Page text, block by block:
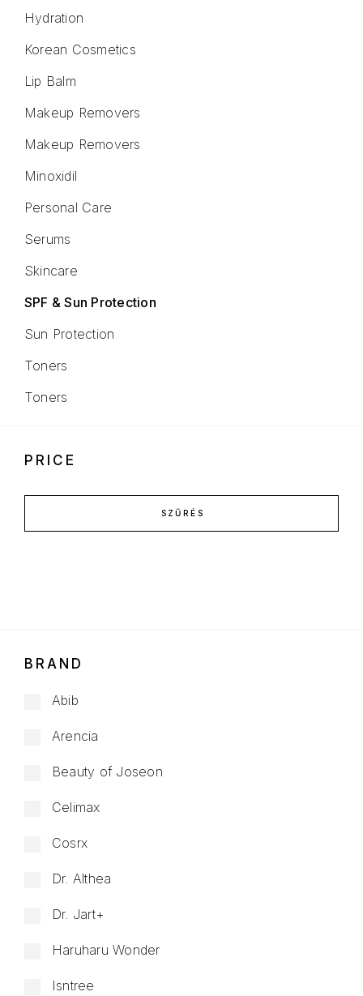
Hydration
Korean Cosmetics
Lip Balm
Makeup Removers
Makeup Removers
Minoxidil
Personal Care
Serums
Skincare
SPF & Sun Protection
Sun Protection
Toners
Toners
PRICE
SZŰRÉS
BRAND
Abib
Arencia
Beauty of Joseon
Celimax
Cosrx
Dr. Althea
Dr. Jart+
Haruharu Wonder
Isntree